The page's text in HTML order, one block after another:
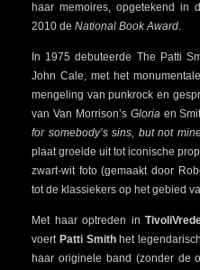
haar memoires, opgetekend in
2010 de National Book Award.
In 1975 debuteerde The Patti
John Cale, met het
mengeling van punkrock en
van Van Morrison’s Gloriaen
for somebody’s sins, but not
plaat groeide uit tot iconische
zwart-wit foto (gemaakt door
tot de klassiekers op het gebied
Met haar optreden in
voert Patti Smithhet
haar originele band (zonder de